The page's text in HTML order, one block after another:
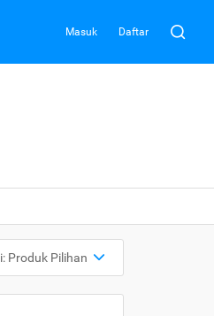
Masuk Daftar
Produk Pilihan